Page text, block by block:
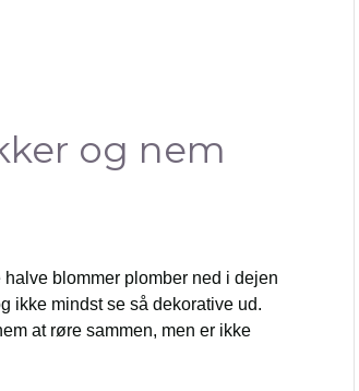
og nem
blommer plomber ned i dejen
ikke mindst se så dekorative ud.
at røre sammen, men er ikke